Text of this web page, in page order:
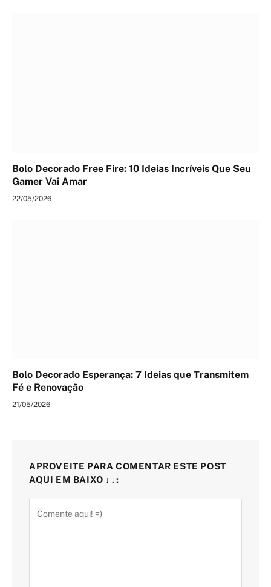
Bolo Decorado Free Fire: 10 Ideias Incríveis Que Seu
Gamer Vai Amar
22/05/2026
Bolo Decorado Esperança: 7 Ideias que Transmitem
Fé e Renovação
21/05/2026
APROVEITE PARA COMENTAR ESTE POST
AQUI EM BAIXO ↓↓: